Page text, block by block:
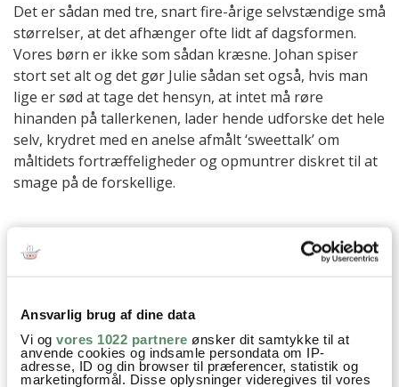
Ansvarlig brug af dine data
Vi og vores 1022 partnere ønsker dit samtykke til at
anvende cookies og indsamle persondata om IP-
adresse, ID og din browser til præferencer, statistik og
marketingformål. Disse oplysninger videregives til vores
Det er sådan med tre, snart fire-årige selvstændige små
størrelser, at det afhænger ofte lidt af dagsformen.
Vores børn er ikke som sådan kræsne. Johan spiser
stort set alt og det gør Julie sådan set også, hvis man
lige er sød at tage det hensyn, at intet må røre
hinanden på tallerkenen, lader hende udforske det hele
selv, krydret med en anelse afmålt ‘sweettalk’ om
måltidets fortræffeligheder og opmuntrer diskret til at
smage på de forskellige.
Garam Masala Gurkemeje Chili Nelliker Lime
Kylling Mandler Tomatpuré piskefløde Koriander